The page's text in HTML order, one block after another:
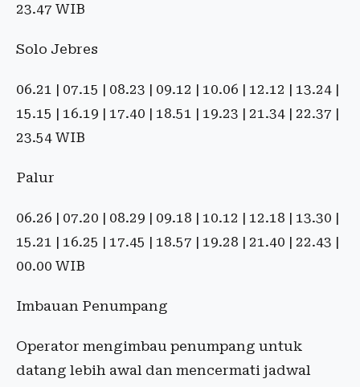
23.47 WIB
Solo Jebres
06.21 | 07.15 | 08.23 | 09.12 | 10.06 | 12.12 | 13.24 |
15.15 | 16.19 | 17.40 | 18.51 | 19.23 | 21.34 | 22.37 |
23.54 WIB
Palur
06.26 | 07.20 | 08.29 | 09.18 | 10.12 | 12.18 | 13.30 |
15.21 | 16.25 | 17.45 | 18.57 | 19.28 | 21.40 | 22.43 |
00.00 WIB
Imbauan Penumpang
Operator mengimbau penumpang untuk
datang lebih awal dan mencermati jadwal